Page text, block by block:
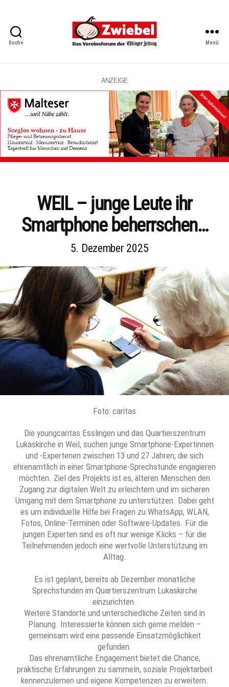
Suche
Vereinsforum
Eßlinger
Zeitung
Menü
ANZEIGE
KategorienWEIL – junge Leute ihr
Smartphone beherrschen…
5. Dezember 2025
Foto: caritas
Die youngcaritas Esslingen und das Quartierszentrum
Lukaskirche in Weil, suchen junge Smartphone-Expertinnen
und -Expertenen zwischen 13 und 27 Jahren, die sich
ehrenamtlich in einer Smartphone-Sprechstunde engagieren
möchten. Ziel des Projekts ist es, älteren Menschen den
Zugang zur digitalen Welt zu erleichtern und im sicheren
Umgang mit dem Smartphone zu unterstützen. Dabei geht
es um individuelle Hilfe bei Fragen zu WhatsApp, WLAN,
Fotos, Online-Terminen oder Software-Updates. Für die
jungen Experten sind es oft nur wenige Klicks – für die
Teilnehmenden jedoch eine wertvolle Unterstützung im
Alltag.
Es ist geplant, bereits ab Dezember monatliche
Sprechstunden im Quartierszentrum Lukaskirche
einzurichten.
Weitere Standorte und unterschiedliche Zeiten sind in
Planung. Interessierte können sich gerne melden –
gemeinsam wird eine passende Einsatzmöglichkeit
gefunden.
Das ehrenamtliche Engagement bietet die Chance,
praktische Erfahrungen zu sammeln, soziale Projektarbeit
kennenzulernen und eigene Kompetenzen zu erweitern.